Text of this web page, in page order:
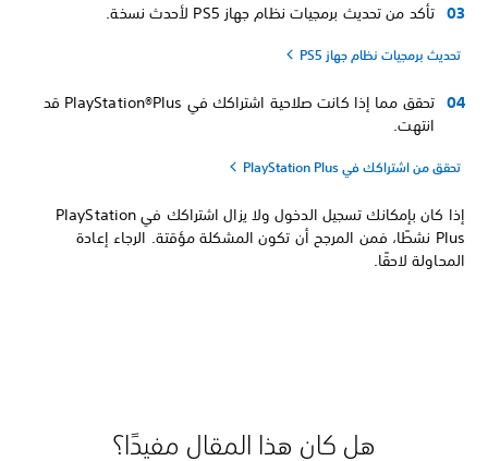
تأكد من تحديث برمجيات نظام جهاز PS5 لأحدث نسخة.
تحديث برمجيات نظام جهاز PS5
تحقق مما إذا كانت صلاحية اشتراكك في PlayStation®Plus قد
انتهت.
تحقق من اشتراكك في PlayStation Plus
إذا كان بإمكانك تسجيل الدخول ولا يزال اشتراكك في PlayStation
Plus نشطًا، فمن المرجح أن تكون المشكلة مؤقتة. الرجاء إعادة
المحاولة لاحقًا.
هل كان هذا المقال مفيدًا؟